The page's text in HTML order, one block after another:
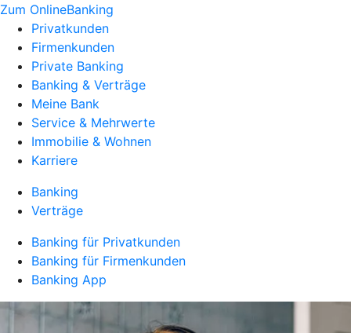
Zum OnlineBanking
Privatkunden
Firmenkunden
Private Banking
Banking & Verträge
Meine Bank
Service & Mehrwerte
Immobilie & Wohnen
Karriere
Banking
Verträge
Banking für Privatkunden
Banking für Firmenkunden
Banking App